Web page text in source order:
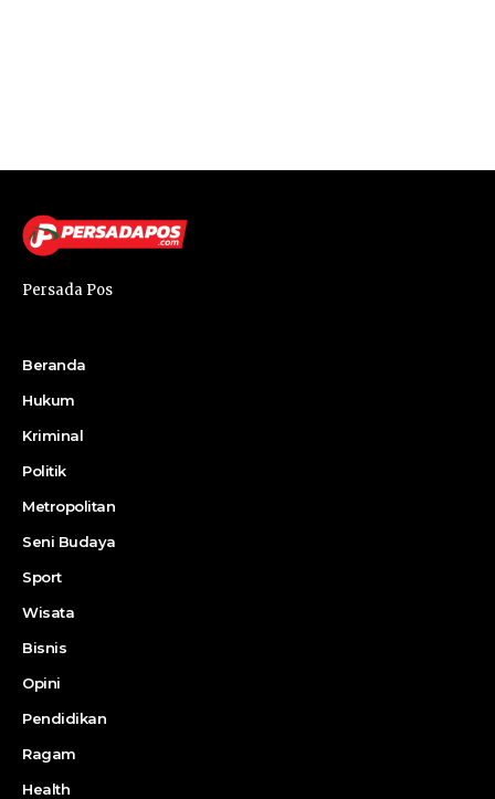
Persada Pos
Beranda
Hukum
Kriminal
Politik
Metropolitan
Seni Budaya
Sport
Wisata
Bisnis
Opini
Pendidikan
Ragam
Health